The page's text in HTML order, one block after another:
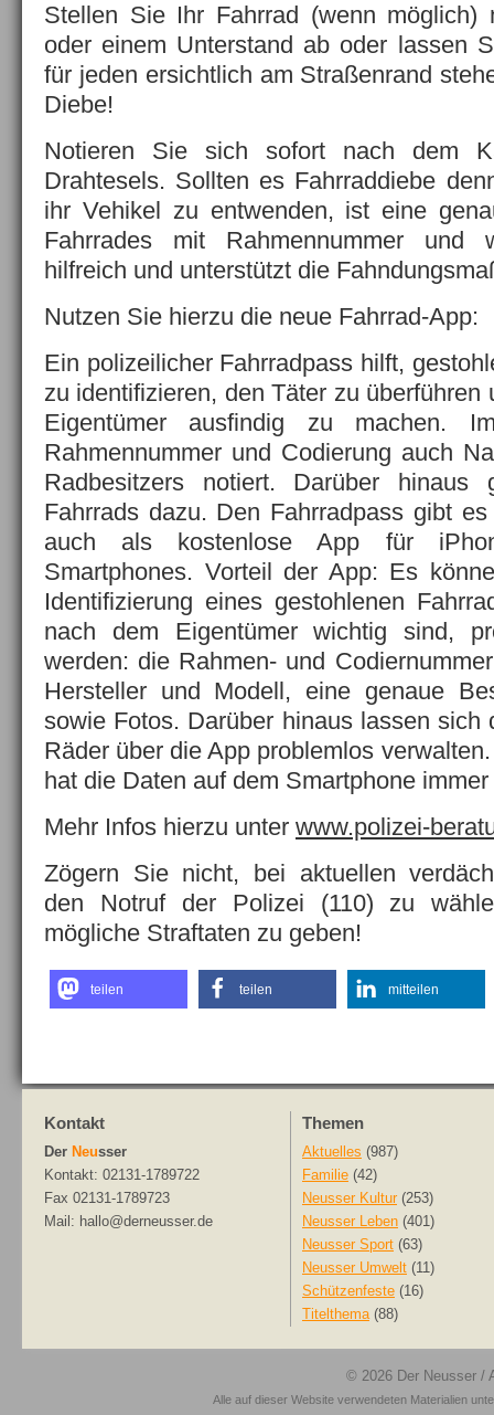
Stellen Sie Ihr Fahrrad (wenn möglich)
oder einem Unterstand ab oder lassen
für jeden ersichtlich am Straßenrand
Diebe!
Notieren Sie sich sofort nach dem
Drahtesels. Sollten es Fahrraddiebe
ihr Vehikel zu entwenden, ist eine
Fahrrades mit Rahmennummer und
hilfreich und unterstützt die
Nutzen Sie hierzu die neue Fahrrad-App:
Ein polizeilicher Fahrradpass hilft,
zu identifizieren, den Täter zu überführen
Eigentümer ausfindig zu machen.
Rahmennummer und Codierung auch
Radbesitzers notiert. Darüber
Fahrrads dazu. Den Fahrradpass gibt
auch als kostenlose App für
Smartphones. Vorteil der App: Es
Identifizierung eines gestohlenen
nach dem Eigentümer wichtig sind,
werden: die Rahmen- und
Hersteller und Modell, eine genaue
sowie Fotos. Darüber hinaus lassen sich
Räder über die App problemlos
hat die Daten auf dem Smartphone
Mehr Infos hierzu unter www.polizei-
Zögern Sie nicht, bei aktuellen
den Notruf der Polizei (110) zu
mögliche Straftaten zu geben!
teilen teilen mitteilen
Kontakt
Der Neusser
Kontakt: 02131-1789722
Fax 02131-1789723
Mail: hallo@derneusser.de
Themen
Aktuelles (987)
Familie (42)
Neusser Kultur (253)
Neusser Leben (401)
Neusser Sport (63)
Neusser Umwelt (11)
Schützenfeste (16)
Titelthema(88)
© 2026 Der Neusser /
Alle auf dieser Website verwendeten Materialien